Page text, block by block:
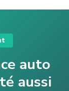
auto
aussi